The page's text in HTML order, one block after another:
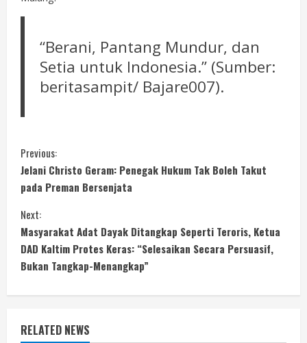
“Berani, Pantang Mundur, dan
Setia untuk Indonesia.” (Sumber:
beritasampit/ Bajare007).
C
o
n
t
i
n
u
Previous:
Jelani Christo Geram: Penegak Hukum Tak Boleh Takut
pada Preman Bersenjata
Next:
Masyarakat Adat Dayak Ditangkap Seperti Teroris, Ketua
DAD Kaltim Protes Keras: “Selesaikan Secara Persuasif,
Bukan Tangkap-Menangkap”
RELATED NEWS